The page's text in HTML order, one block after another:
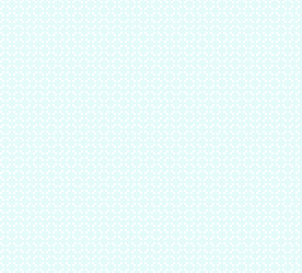
昭和５６
昭和５７